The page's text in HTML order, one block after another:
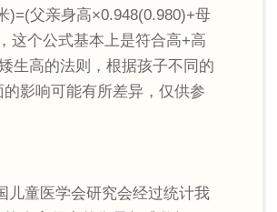
)=(父亲身高×0.948(0.980)+母
这个公式基本上是符合高+高
生高的法则，根据孩子不同的
影响可能有所差异，仅供参
儿童医学会研究会经过统计我